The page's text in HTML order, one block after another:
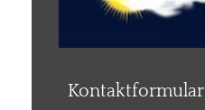
Kontaktformular